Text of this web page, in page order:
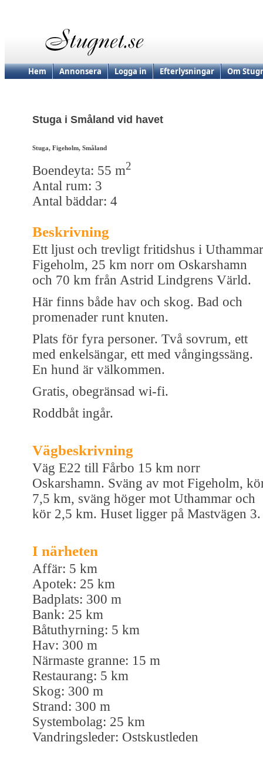
Hem Annonsera Logga in Efterlysningar Om
Stuga i Småland vid havet
Stuga, Figeholm, Småland
Boendeyta: 55 m2
Antal rum: 3
Antal bäddar: 4
Beskrivning
Ett ljust och trevligt fritidshus i
Figeholm, 25 km norr om Oskarshamn
och 70 km från Astrid Lindgrens Värld.
Här finns både hav och skog. Bad och
promenader runt knuten.
Plats för fyra personer. Två sovrum, ett
med enkelsängar, ett med vångingssäng.
En hund är välkommen.
Gratis, obegränsad wi-fi.
Roddbåt ingår.
Vägbeskrivning
Väg E22 till Fårbo 15 km norr
Oskarshamn. Sväng av mot Figeholm,
7,5 km, sväng höger mot Uthammar och
kör 2,5 km. Huset ligger på Mastvägen 3.
I närheten
Affär: 5 km
Apotek: 25 km
Badplats: 300 m
Bank: 25 km
Båtuthyrning: 5 km
Hav: 300 m
Närmaste granne: 15 m
Restaurang: 5 km
Skog: 300 m
Strand: 300 m
Systembolag: 25 km
Vandringsleder: Ostskustleden